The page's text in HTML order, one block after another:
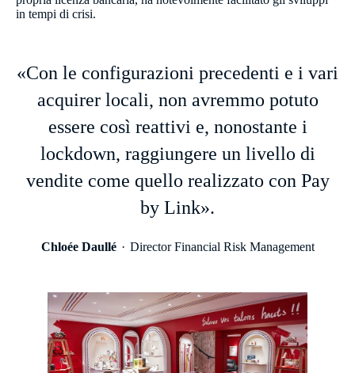
in tempi di crisi.
«Con le configurazioni precedenti e i vari
acquirer locali, non avremmo potuto
essere così reattivi e, nonostante i
lockdown, raggiungere un livello di
vendite come quello realizzato con Pay
by Link».
Chloée Daullé Director Financial Risk Management